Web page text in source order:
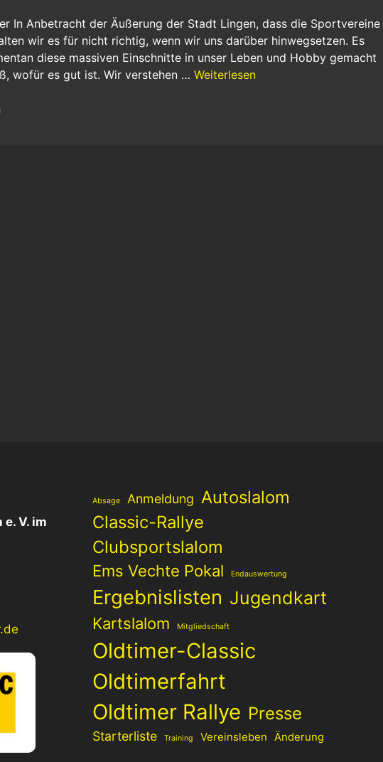
In Anbetracht der Äußerung der Stadt Lingen, dass die Sportvereine
wir es für nicht richtig, wenn wir uns darüber hinwegsetzen. Es
diese massiven Einschnitte in unser Leben und Hobby gemacht
wofür es gut ist. Wir verstehen … Weiterlesen
V. im
Absage Anmeldung Autoslalom
Classic-Rallye
Clubsportslalom
Ems Vechte Pokal Endauswertung
Ergebnislisten Jugendkart
Kartslalom Mitgliedschaft
Oldtimer-Classic
Oldtimerfahrt
Oldtimer Rallye Presse
Starterliste Training Vereinsleben Änderung